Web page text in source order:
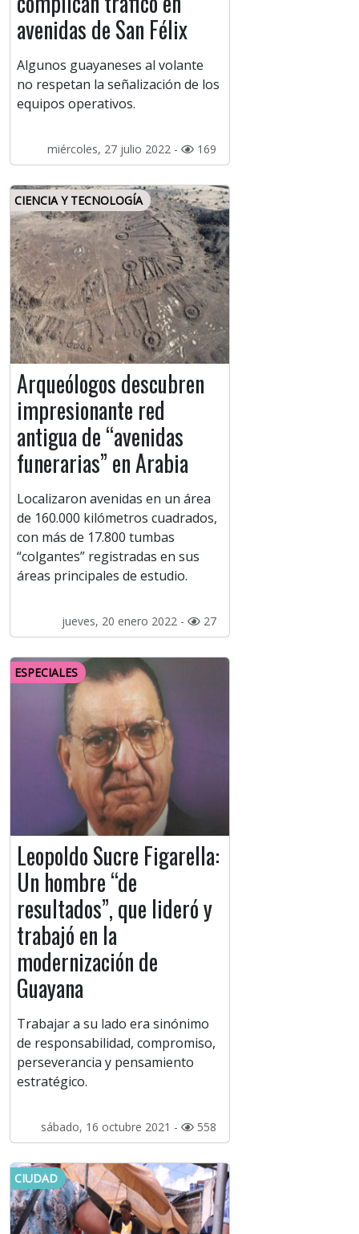
avenidas de San Félix
Algunos guayaneses al volante
no respetan la señalización de los
equipos operativos.
miércoles, 27 julio 2022 - 169
CIENCIA Y TECNOLOGÍA
Arqueólogos descubren
impresionante red
antigua de “avenidas
funerarias” en Arabia
Localizaron avenidas en un área
de 160.000 kilómetros cuadrados,
con más de 17.800 tumbas
“colgantes” registradas en sus
áreas principales de estudio.
jueves, 20 enero 2022 - 27
ESPECIALES
Leopoldo Sucre Figarella:
Un hombre “de
resultados”, que lideró y
trabajó en la
modernización de
Guayana
Trabajar a su lado era sinónimo
de responsabilidad, compromiso,
perseverancia y pensamiento
estratégico.
sábado, 16 octubre 2021 - 558
CIUDAD